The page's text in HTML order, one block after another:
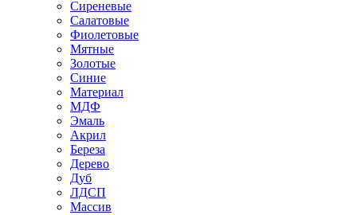
Сиреневые
Салатовые
Фиолетовые
Мятные
Золотые
Синие
Материал
МДФ
Эмаль
Акрил
Береза
Дерево
Дуб
ЛДСП
Массив